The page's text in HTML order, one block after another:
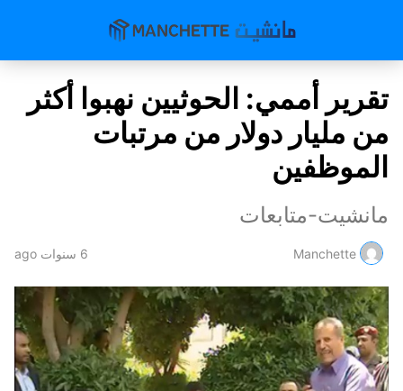
تقرير أممي: الحوثيين نهبوا أكثر
من مليار دولار من مرتبات
الموظفين
مانشيت-متابعات
Manchette 6 سنوات ago